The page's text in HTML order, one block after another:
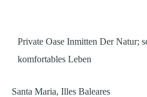
Private Oase Inmitten Der Natur;
komfortables Leben
Santa Maria, Illes Baleares